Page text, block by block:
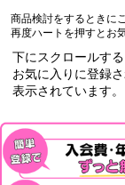
商品検討をするときに
再度ハートを押すとお
下にスクロールする
お気に入りに登録
表示されています。